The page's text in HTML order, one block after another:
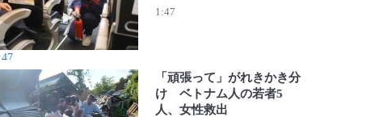
動画を再生 ジェイエアに新しい客室乗務員の訓練用施設
1:47
動画を再生 「頑張って」がれきかき分け ベトナム人の若
「頑張って」がれきかき分
け ベトナム人の若者5
人、女性救出